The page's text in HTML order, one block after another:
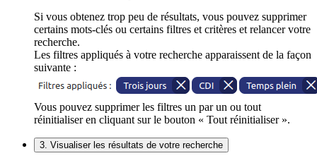
Si vous obtenez trop peu de résultats, vous pouvez supprimer
certains mots-clés ou certains filtres et critères et relancer votre
recherche.
Les filtres appliqués à votre recherche apparaissent de la façon
suivante :
Vous pouvez supprimer les filtres un par un ou tout
réinitialiser en cliquant sur le bouton « Tout réinitialiser ».
3. Visualiser les résultats de votre recherche